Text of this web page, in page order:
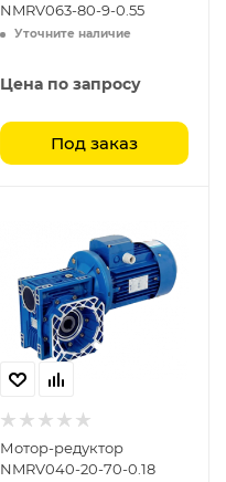
NMRV063-80-9-0.55
Уточните наличие
Цена по запросу
Под заказ
Мотор-редуктор
NMRV040-20-70-0.18